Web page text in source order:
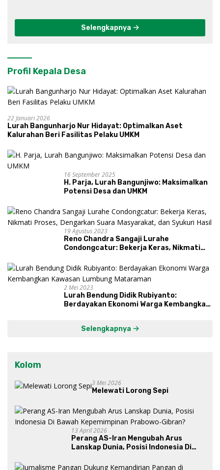
Selengkapnya
Profil Kepala Desa
22 Januari 2026
Lurah Bangunharjo Nur Hidayat: Optimalkan Aset
Kalurahan Beri Fasilitas Pelaku UMKM
16 September 2025
H. Parja, Lurah Bangunjiwo: Maksimalkan
Potensi Desa dan UMKM
19 Agustus 2023
Reno Chandra Sangaji Lurahe
Condongcatur: Bekerja Keras, Nikmati
dan Syukuri Hasil
2 Mei 2023
Lurah Bendung Didik Rubiyanto:
Berdayakan Ekonomi Warga Kembangkan
Selengkapnya
Kolom
3 Mei 2026
Melewati Lorong Sepi
13 April 2026
Perang AS-Iran Mengubah Arus
Lanskap Dunia, Posisi Indonesia Di
Gibran?